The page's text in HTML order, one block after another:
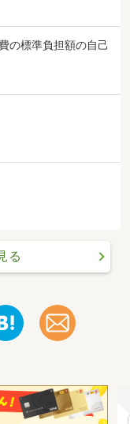
の標準負担額の自己
る